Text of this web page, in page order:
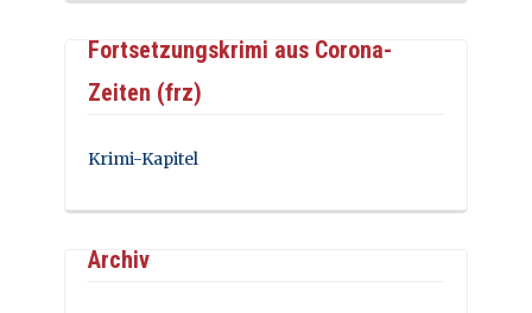
Fortsetzungskrimi aus Corona-
Zeiten (frz)
Krimi-Kapitel
Archiv